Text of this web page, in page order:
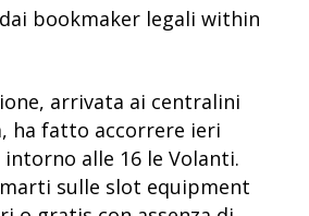
bookmaker legali within
arrivata ai centralini
ha fatto accorrere ieri
alle 16 le Volanti.
sulle slot equipment